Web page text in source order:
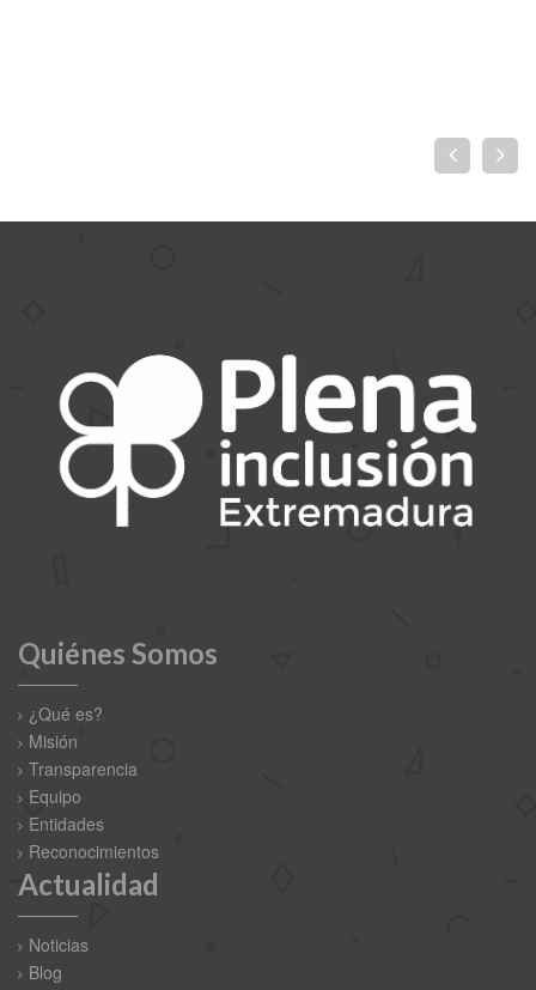
Quiénes Somos
¿Qué es?
Misión
Transparencia
Equipo
Entidades
Reconocimientos
Actualidad
Noticias
Blog